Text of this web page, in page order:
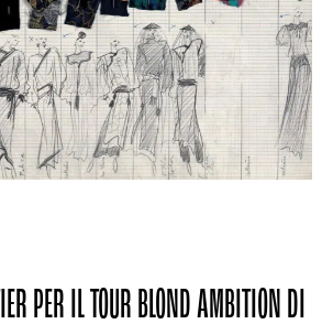
PER IL TOUR BLOND AMBITION DI